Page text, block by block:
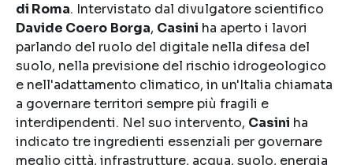
di Roma. Intervistato dal divulgatore scientifico
Davide Coero Borga, Casini ha aperto i lavori
parlando del ruolo del digitale nella difesa del
suolo, nella previsione del rischio idrogeologico
e nell'adattamento climatico, in un'Italia chiamata
a governare territori sempre più fragili e
interdipendenti. Nel suo intervento, Casini ha
indicato tre ingredienti essenziali per governare
meglio città, infrastrutture, acqua, suolo, energia